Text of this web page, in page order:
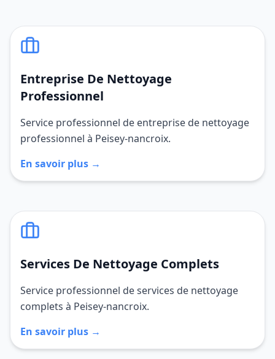
Entreprise De Nettoyage
Professionnel
Service professionnel de entreprise de nettoyage
professionnel à Peisey-nancroix.
En savoir plus →
Services De Nettoyage Complets
Service professionnel de services de nettoyage
complets à Peisey-nancroix.
En savoir plus →